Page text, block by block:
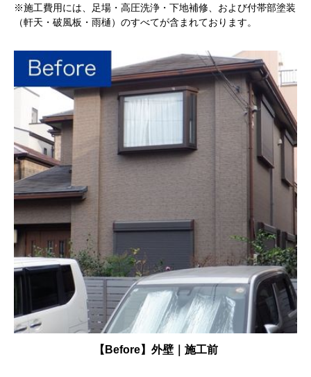
※施工費用には、足場・高圧洗浄・下地補修、および付帯部塗装
（軒天・破風板・雨樋）のすべてが含まれております。
【Before】外壁｜施工前